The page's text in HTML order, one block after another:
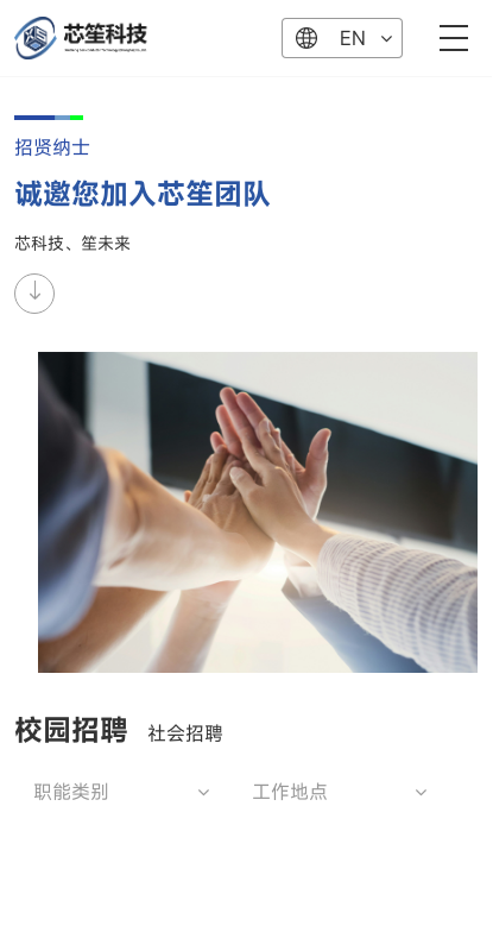
EN
招贤纳士
诚邀您加入芯笙团队
芯科技、笙未来
校园招聘 社会招聘
职能类别 工作地点